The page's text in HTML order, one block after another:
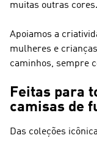
muitas outras cores.
Apoiamos a
mulheres e
caminhos, sempre
Feitas para
camisas de
Das coleções